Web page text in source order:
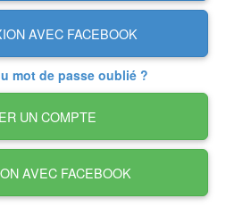
AVEC FACEBOOK
mot de passe oublié ?
UN COMPTE
AVEC FACEBOOK